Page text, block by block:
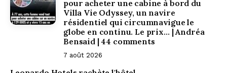
pour acheter une cabine à bord du
Villa Vie Odyssey, un navire
résidentiel qui circumnavigue le
globe en continu. Le prix… | Andréa
Bensaid | 44 comments
7 août 2026